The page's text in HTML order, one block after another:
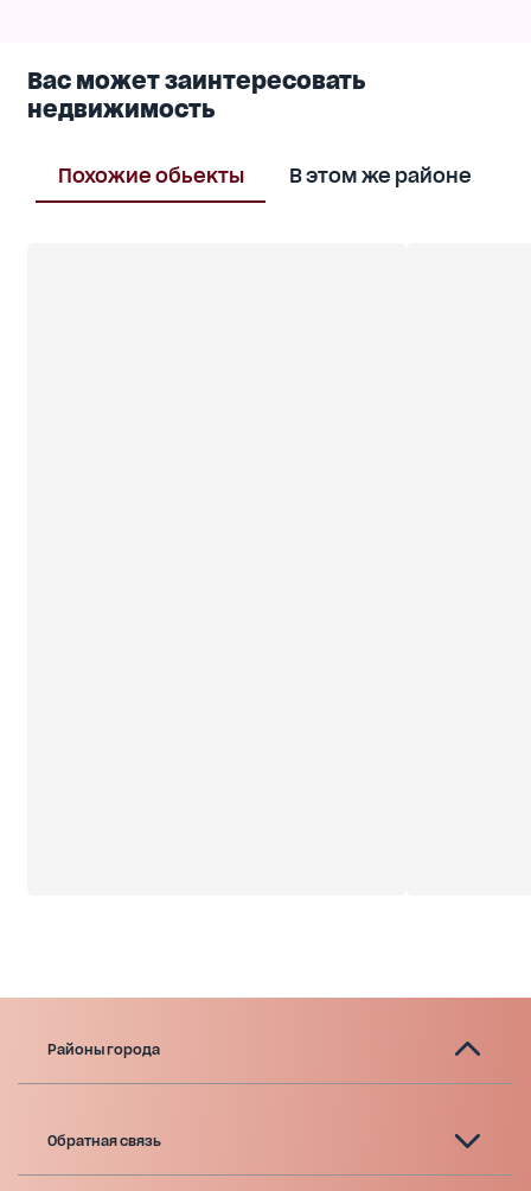
Вас может заинтересовать
недвижимость
Похожие обьекты В этом же районе
Районы города
Обратная связь